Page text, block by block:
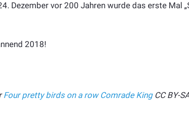
Dezember vor 200 Jahren wurde das erste Mal
2018!
Four pretty birds on a row Comrade KingCC BY-